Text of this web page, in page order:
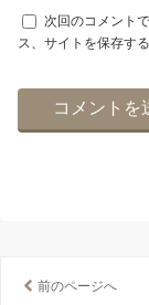
次回のコメント
ス、サイトを保存する
前のページへ